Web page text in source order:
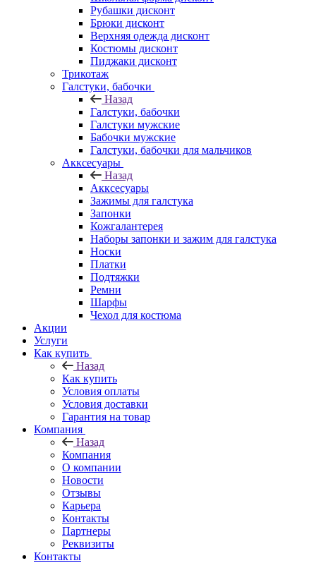
Рубашки дисконт
Брюки дисконт
Верхняя одежда дисконт
Костюмы дисконт
Пиджаки дисконт
Трикотаж
Галстуки, бабочки
Назад
Галстуки, бабочки
Галстуки мужские
Бабочки мужские
Галстуки, бабочки для мальчиков
Акксесуары
Назад
Акксесуары
Зажимы для галстука
Запонки
Кожгалантерея
Наборы запонки и зажим для галстука
Носки
Платки
Подтяжки
Ремни
Шарфы
Чехол для костюма
Акции
Услуги
Как купить
Назад
Как купить
Условия оплаты
Условия доставки
Гарантия на товар
Компания
Назад
Компания
О компании
Новости
Отзывы
Карьера
Контакты
Партнеры
Реквизиты
Контакты